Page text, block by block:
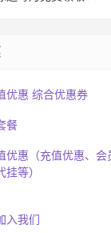
优惠 综合优惠券
餐
优惠（充值优惠、会
等）
入我们